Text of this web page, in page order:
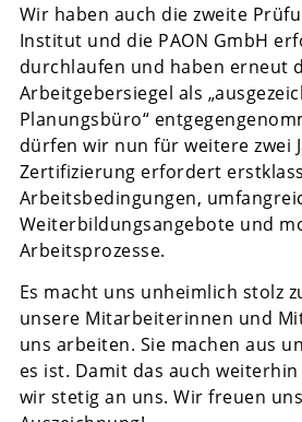
Wir haben auch die zweite
Institut und die PAON GmbH
durchlaufen und haben erneut
Arbeitgebersiegel als
Planungsbüro“
dürfen wir nun für weitere zwei
Zertifizierung erfordert
Arbeitsbedingungen,
Weiterbildungsangebote und
Arbeitsprozesse.
Es macht uns unheimlich stolz
unsere Mitarbeiterinnen und
uns arbeiten. Sie machen aus
es ist. Damit das auch
wir stetig an uns. Wir freuen